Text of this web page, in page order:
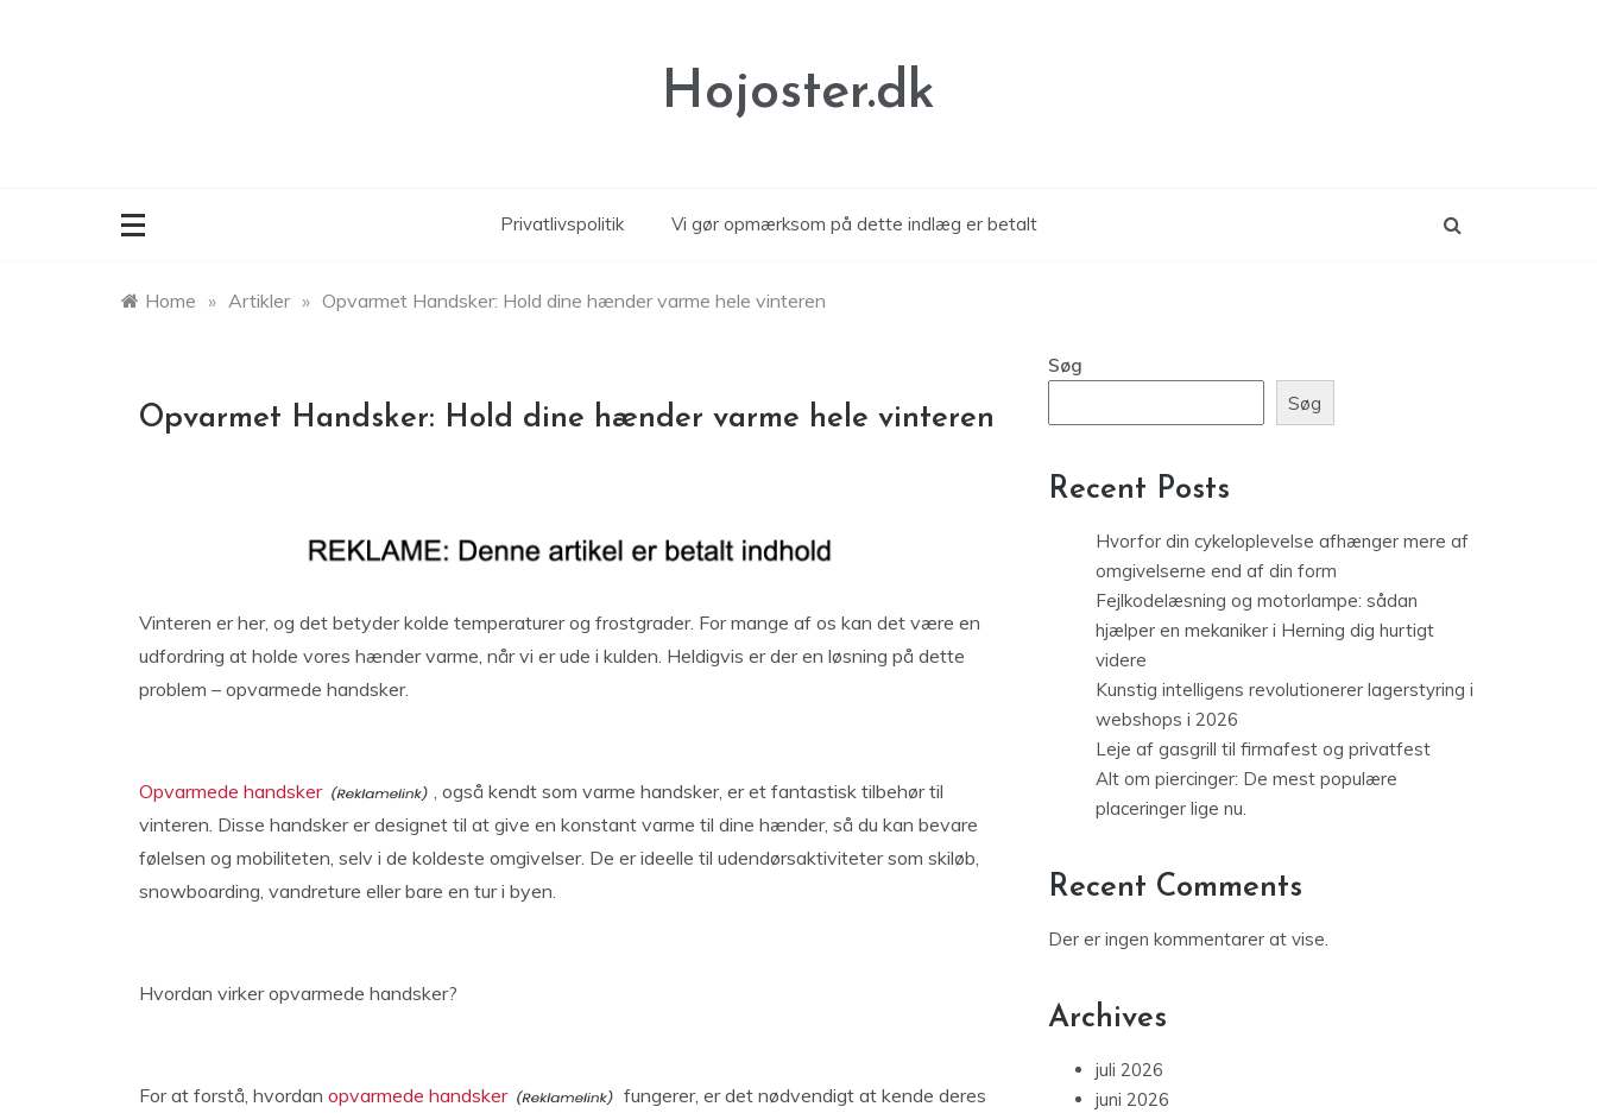
Hojoster.dk
Privatlivspolitik Vi gør opmærksom på dette indlæg er betalt
Home » Artikler » Opvarmet Handsker: Hold dine hænder varme hele vinteren
Opvarmet Handsker: Hold dine hænder varme hele vinteren
Vinteren er her, og det betyder kolde temperaturer og frostgrader. For mange af os kan det være en
udfordring at holde vores hænder varme, når vi er ude i kulden. Heldigvis er der en løsning på dette
problem – opvarmede handsker.
Opvarmede handsker
, også kendt som varme handsker, er et fantastisk tilbehør til
vinteren. Disse handsker er designet til at give en konstant varme til dine hænder, så du kan bevare
følelsen og mobiliteten, selv i de koldeste omgivelser. De er ideelle til udendørsaktiviteter som skiløb,
snowboarding, vandreture eller bare en tur i byen.
Hvordan virker opvarmede handsker?
For at forstå, hvordan opvarmede handsker
fungerer, er det nødvendigt at kende deres
Søg
Søg
Recent Posts
Hvorfor din cykeloplevelse afhænger mere af
omgivelserne end af din form
Fejlkodelæsning og motorlampe: sådan
hjælper en mekaniker i Herning dig hurtigt
videre
Kunstig intelligens revolutionerer lagerstyring i
webshops i 2026
Leje af gasgrill til firmafest og privatfest
Alt om piercinger: De mest populære
placeringer lige nu.
Recent Comments
Der er ingen kommentarer at vise.
Archives
juli 2026
juni 2026